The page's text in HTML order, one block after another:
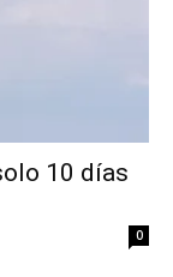
10 días
0